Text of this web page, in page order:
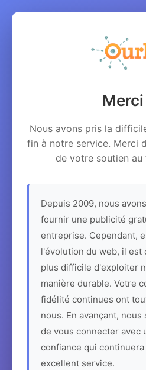
Merci
Nous avons pris la
fin à notre service. Merci
de votre soutien au
Depuis 2009, nous
fournir une publicité
entreprise. Cependant,
l'évolution du web, il est
plus difficile d'exploiter
manière durable. Votre
fidélité continues ont
nous. En avançant,
de vous connecter avec
confiance qui
excellent service.